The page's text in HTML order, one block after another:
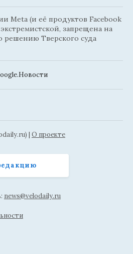
Meta (и её продуктов Facebook
запрещена на
решению Тверского суда
| О проекте
news@velodaily.ru